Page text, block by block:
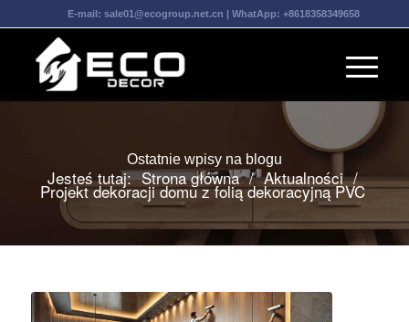
E-mail: sale01@ecogroup.net.cn | WhatApp: +8618358349658
Ostatnie wpisy na blogu
Jesteś tutaj: Strona główna / Aktualności /
Projekt dekoracji domu z folią dekoracyjną PVC